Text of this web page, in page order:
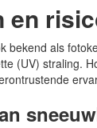
en
bekend als
(UV) straling.